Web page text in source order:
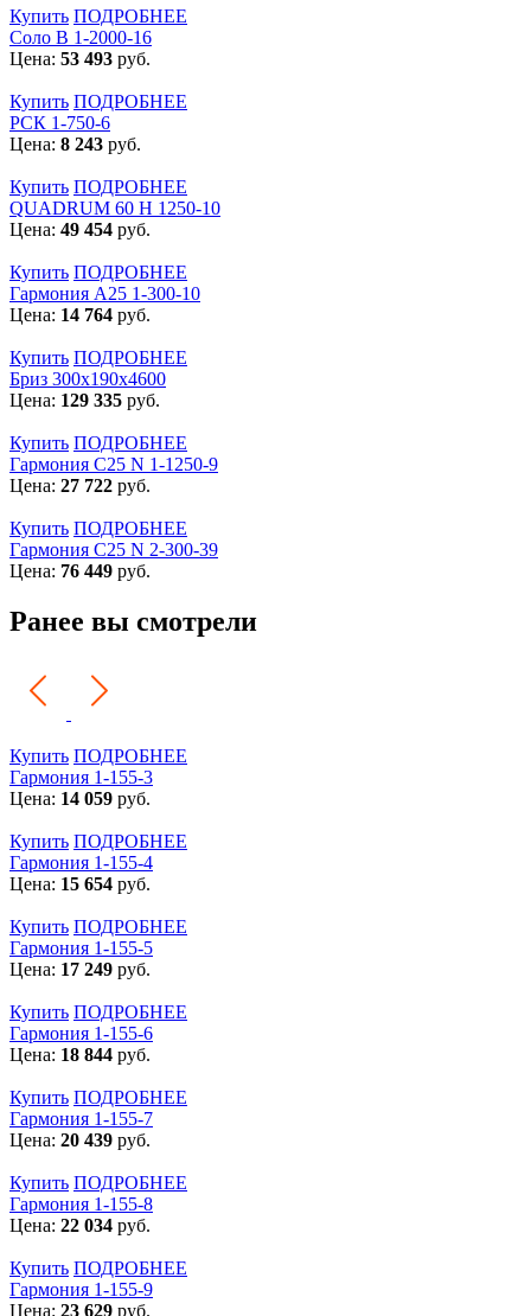
Купить ПОДРОБНЕЕ
Соло В 1-2000-16
Цена: 53 493 руб.
Купить ПОДРОБНЕЕ
РСК 1-750-6
Цена: 8 243 руб.
Купить ПОДРОБНЕЕ
QUADRUM 60 H 1250-10
Цена: 49 454 руб.
Купить ПОДРОБНЕЕ
Гармония А25 1-300-10
Цена: 14 764 руб.
Купить ПОДРОБНЕЕ
Бриз 300х190х4600
Цена: 129 335 руб.
Купить ПОДРОБНЕЕ
Гармония С25 N 1-1250-9
Цена: 27 722 руб.
Купить ПОДРОБНЕЕ
Гармония С25 N 2-300-39
Цена: 76 449 руб.
Ранее вы смотрели
Купить ПОДРОБНЕЕ
Гармония 1-155-3
Цена: 14 059 руб.
Купить ПОДРОБНЕЕ
Гармония 1-155-4
Цена: 15 654 руб.
Купить ПОДРОБНЕЕ
Гармония 1-155-5
Цена: 17 249 руб.
Купить ПОДРОБНЕЕ
Гармония 1-155-6
Цена: 18 844 руб.
Купить ПОДРОБНЕЕ
Гармония 1-155-7
Цена: 20 439 руб.
Купить ПОДРОБНЕЕ
Гармония 1-155-8
Цена: 22 034 руб.
Купить ПОДРОБНЕЕ
Гармония 1-155-9
Цена: 23 629 руб.